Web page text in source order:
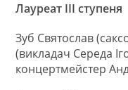
Лауреат ІІІ ступеня
Зуб Святослав
(викладач Середа
концертмейстер